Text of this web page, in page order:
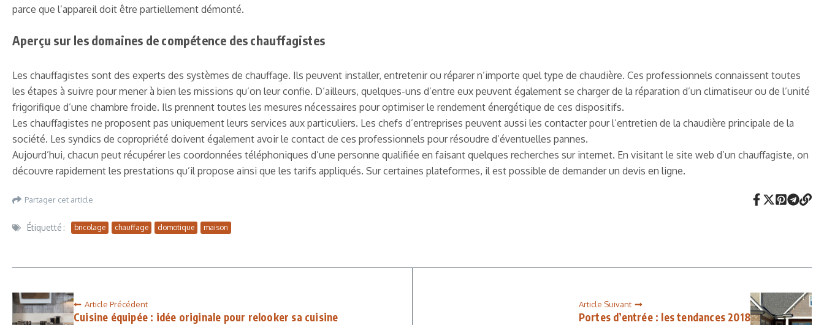
parce que l’appareil doit être partiellement démonté.
Aperçu sur les domaines de compétence des chauffagistes
Les chauffagistes sont des experts des systèmes de chauffage. Ils peuvent installer, entretenir ou réparer n’importe quel type de chaudière. Ces professionnels connaissent toutes
les étapes à suivre pour mener à bien les missions qu’on leur confie. D’ailleurs, quelques-uns d’entre eux peuvent également se charger de la réparation d’un climatiseur ou de l’unité
frigorifique d’une chambre froide. Ils prennent toutes les mesures nécessaires pour optimiser le rendement énergétique de ces dispositifs.
Les chauffagistes ne proposent pas uniquement leurs services aux particuliers. Les chefs d’entreprises peuvent aussi les contacter pour l’entretien de la chaudière principale de la
société. Les syndics de copropriété doivent également avoir le contact de ces professionnels pour résoudre d’éventuelles pannes.
Aujourd’hui, chacun peut récupérer les coordonnées téléphoniques d’une personne qualifiée en faisant quelques recherches sur internet. En visitant le site web d’un chauffagiste, on
découvre rapidement les prestations qu’il propose ainsi que les tarifs appliqués. Sur certaines plateformes, il est possible de demander un devis en ligne.
Partager cet article
Étiquetté : bricolage chauffage domotique maison
Article Précédent
Cuisine équipée : idée originale pour relooker sa cuisine
Article Suivant
Portes d’entrée : les tendances 2018